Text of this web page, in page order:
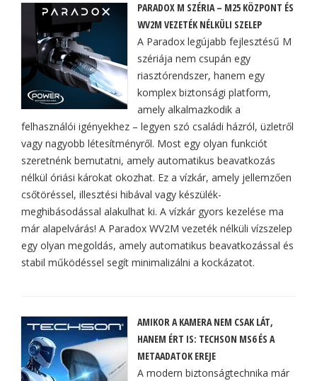
PARADOX M SZÉRIA – M25 KÖZPONT ÉS
WV2M VEZETÉK NÉLKÜLI SZELEP
A Paradox legújabb fejlesztésű M
szériája nem csupán egy
riasztórendszer, hanem egy
komplex biztonsági platform,
amely alkalmazkodik a
felhasználói igényekhez – legyen szó családi házról, üzletről
vagy nagyobb létesítményről. Most egy olyan funkciót
szeretnénk bemutatni, amely automatikus beavatkozás
nélkül óriási károkat okozhat. Ez a vízkár, amely jellemzően
csőtöréssel, illesztési hibával vagy készülék-
meghibásodással alakulhat ki. A vízkár gyors kezelése ma
már alapelvárás! A Paradox WV2M vezeték nélküli vízszelep
egy olyan megoldás, amely automatikus beavatkozással és
stabil működéssel segít minimalizálni a kockázatot.
AMIKOR A KAMERA NEM CSAK LÁT,
HANEM ÉRT IS: TECHSON MS6 ÉS A
METAADATOK EREJE
A modern biztonságtechnika már